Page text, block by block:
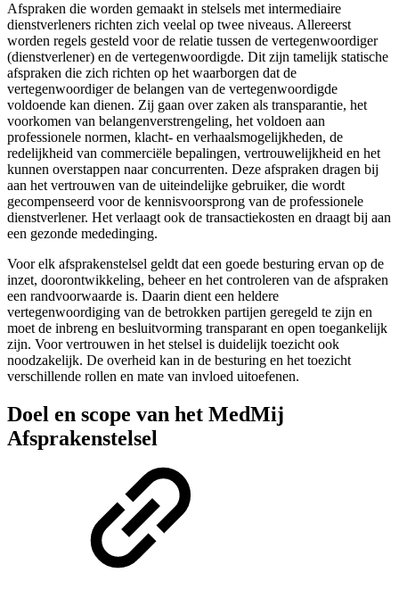
Afspraken die worden gemaakt in stelsels met intermediaire
dienstverleners richten zich veelal op twee niveaus. Allereerst
worden regels gesteld voor de relatie tussen de vertegenwoordiger
(dienstverlener) en de vertegenwoordigde. Dit zijn tamelijk statische
afspraken die zich richten op het waarborgen dat de
vertegenwoordiger de belangen van de vertegenwoordigde
voldoende kan dienen. Zij gaan over zaken als transparantie, het
voorkomen van belangenverstrengeling, het voldoen aan
professionele normen, klacht- en verhaalsmogelijkheden, de
redelijkheid van commerciële bepalingen, vertrouwelijkheid en het
kunnen overstappen naar concurrenten. Deze afspraken dragen bij
aan het vertrouwen van de uiteindelijke gebruiker, die wordt
gecompenseerd voor de kennisvoorsprong van de professionele
dienstverlener. Het verlaagt ook de transactiekosten en draagt bij aan
een gezonde mededinging.
Voor elk afsprakenstelsel geldt dat een goede besturing ervan op de
inzet, doorontwikkeling, beheer en het controleren van de afspraken
een randvoorwaarde is. Daarin dient een heldere
vertegenwoordiging van de betrokken partijen geregeld te zijn en
moet de inbreng en besluitvorming transparant en open toegankelijk
zijn. Voor vertrouwen in het stelsel is duidelijk toezicht ook
noodzakelijk. De overheid kan in de besturing en het toezicht
verschillende rollen en mate van invloed uitoefenen.
Doel en scope van het MedMij
Afsprakenstelsel